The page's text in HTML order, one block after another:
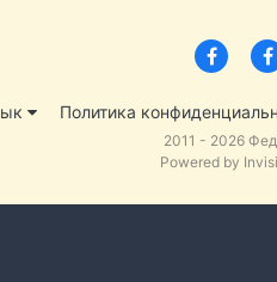
Политика
2011 - 2026
Powered by